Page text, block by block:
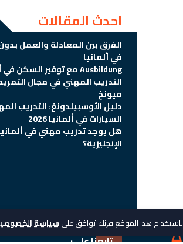
باستخدام هذا الموقع فإنك توافق علىسياسة
احدث المقالات
الفرق بين المعادلة والعمل
في ألمانيا
Ausbildung مع توفير السكن في ألمانيا
التدريب المهني في مجال
ميونخ
دليل الأوسبيلدونغ: التدريب
السيارات في ألمانيا 2026
هل يوجد تدريب مهني في
الإنجليزية؟